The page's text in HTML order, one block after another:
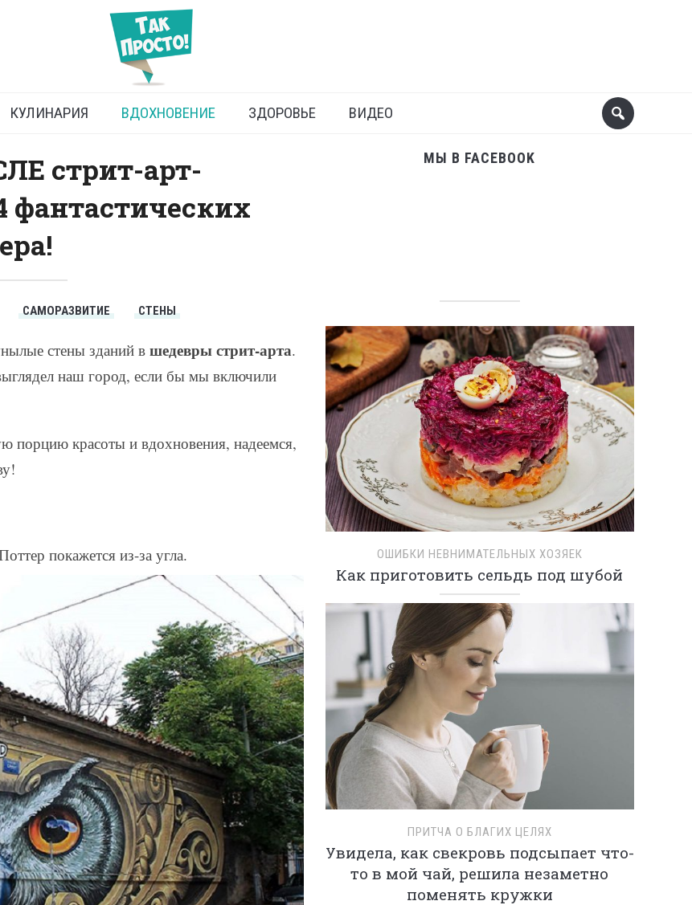
на домах
КУЛИНАРИЯ ВДОХНОВЕНИЕ ЗДОРОВЬЕ ВИДЕО
стрит-арт-
фантастических
САМОРАЗВИТИЕ СТЕНЫ
стены зданий в шедевры стрит-арта.
наш город, если бы мы включили
порцию красоты и вдохновения, надеемся,
покажется из-за угла.
МЫ В FACEBOOK
ОШИБКИ НЕВНИМАТЕЛЬНЫХ ХОЗЯЕК
Как приготовить сельдь под шубой
ПРИТЧА О БЛАГИХ ЦЕЛЯХ
Увидела, как свекровь подсыпает что-
то в мой чай, решила незаметно
поменять кружки